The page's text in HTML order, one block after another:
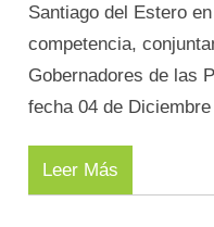
Santiago del Estero
competencia,
Gobernadores de las
fecha 04 de
Leer Más